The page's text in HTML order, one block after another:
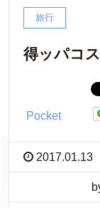
旅行
得ッパコ
Pocket
2017.01.13